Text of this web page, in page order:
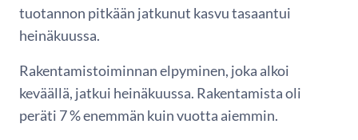
tuotannon pitkään jatkunut kasvu tasaantui
heinäkuussa.
Rakentamistoiminnan elpyminen, joka alkoi
keväällä, jatkui heinäkuussa. Rakentamista oli
peräti 7 % enemmän kuin vuotta aiemmin.